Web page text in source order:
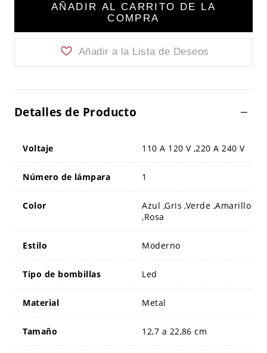
AÑADIR AL CARRITO DE LA
COMPRA
Añadir a la Lista de Deseos
Detalles de Producto
Voltaje 110 A 120 V ,220 A 240 V
Número de lámpara 1
Color
Azul ,Gris ,Verde ,Amarillo
,Rosa
Estilo Moderno
Tipo de bombillas Led
Material Metal
Tamaño 12,7 a 22,86 cm